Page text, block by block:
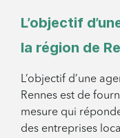
L’objectif
la région de
L’objectif d’une
Rennes est de
mesure qui
des entreprises